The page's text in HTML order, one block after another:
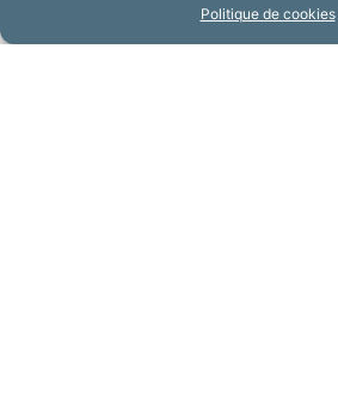
Politique de cookies